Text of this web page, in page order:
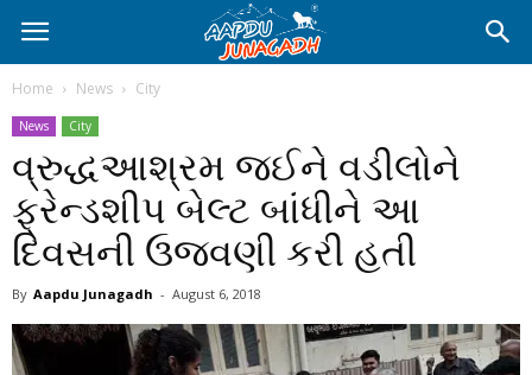
Home News City
News City
વ્રુદ્ધઆશ્રમ જઈને વડીલોને
ફ્રેન્ડશીપ બેલ્ટ બાંધીને આ
દિવસની ઉજવણી કરી હતી
By Aapdu Junagadh - August 6, 2018